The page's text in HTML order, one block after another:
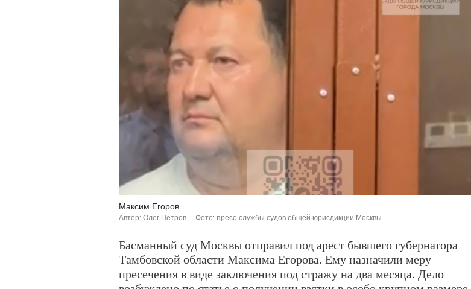
Максим Егоров.
Автор: Олег Петров. Фото: пресс-службы судов общей юрисдикции Москвы.
Басманный суд Москвы отправил под арест бывшего губернатора
Тамбовской области Максима Егорова. Ему назначили меру
пресечения в виде заключения под стражу на два месяца. Дело